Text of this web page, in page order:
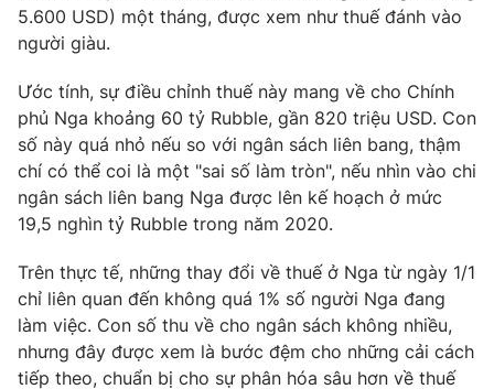
Theo dõi báo trên
Cơ quan chủ quản:Đài Truyền hình Việt Nam
Cơ quan báo chí:Thời báo VTV
Giấy phép hoạt động báo in và báo điện tử số 483/GP-BTTTT
Tổng Biên tập:
Vũ Thanh Thủy
Phó Tổng Biên tập: Nguyễn Thị Mỹ Hạnh, Phạm Quốc Thắng,
Nguyễn Trọng Ninh
Tổng đài VTV: 024.38 355 931 - 024.38 355 932
5.600 USD) một tháng, được xem như thuế đánh vào
người giàu.
Ước tính, sự điều chỉnh thuế này mang về cho Chính
phủ Nga khoảng 60 tỷ Rubble, gần 820 triệu USD. Con
số này quá nhỏ nếu so với ngân sách liên bang, thậm
chí có thể coi là một "sai số làm tròn", nếu nhìn vào chi
ngân sách liên bang Nga được lên kế hoạch ở mức
19,5 nghìn tỷ Rubble trong năm 2020.
Trên thực tế, những thay đổi về thuế ở Nga từ ngày 1/1
chỉ liên quan đến không quá 1% số người Nga đang
làm việc. Con số thu về cho ngân sách không nhiều,
nhưng đây được xem là bước đệm cho những cải cách
tiếp theo, chuẩn bị cho sự phân hóa sâu hơn về thuế